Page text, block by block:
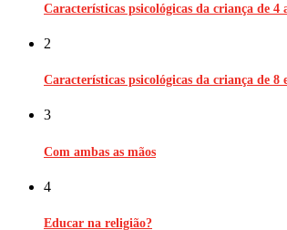
Características psicológicas da criança de 4
2
Características psicológicas da criança de 8
3
Com ambas as mãos
4
Educar na religião?